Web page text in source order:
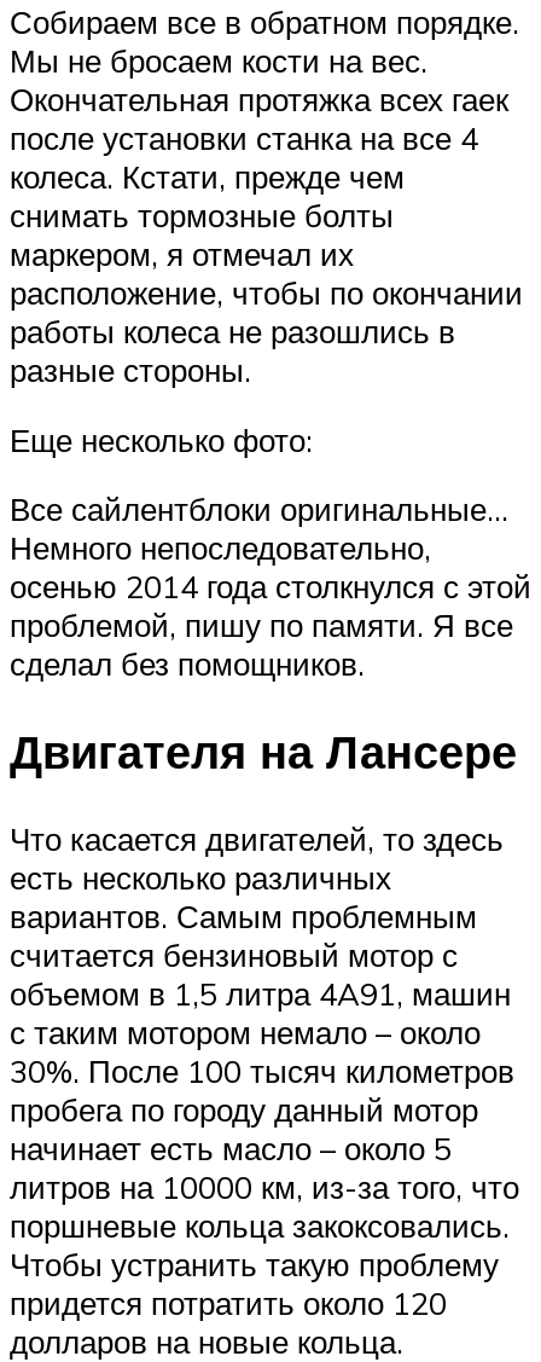
Собираем все в обратном порядке.
Мы не бросаем кости на вес.
Окончательная протяжка всех гаек
после установки станка на все 4
колеса. Кстати, прежде чем
снимать тормозные болты
маркером, я отмечал их
расположение, чтобы по окончании
работы колеса не разошлись в
разные стороны.
Еще несколько фото:
Все сайлентблоки оригинальные…
Немного непоследовательно,
осенью 2014 года столкнулся с этой
проблемой, пишу по памяти. Я все
сделал без помощников.
Двигателя на Лансере
Что касается двигателей, то здесь
есть несколько различных
вариантов. Самым проблемным
считается бензиновый мотор с
объемом в 1,5 литра 4A91, машин
с таким мотором немало – около
30%. После 100 тысяч километров
пробега по городу данный мотор
начинает есть масло – около 5
литров на 10000 км, из-за того, что
поршневые кольца закоксовались.
Чтобы устранить такую проблему
придется потратить около 120
долларов на новые кольца.